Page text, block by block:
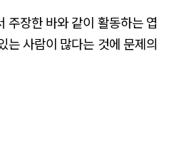
주장한 바와 같이 활동하는 엽
는 사람이 많다는 것에 문제의